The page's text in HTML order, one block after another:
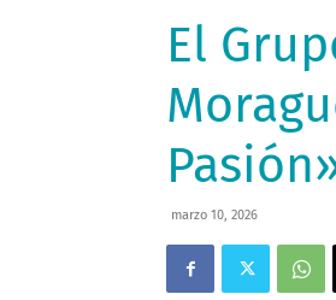
El
marzo 10, 2026